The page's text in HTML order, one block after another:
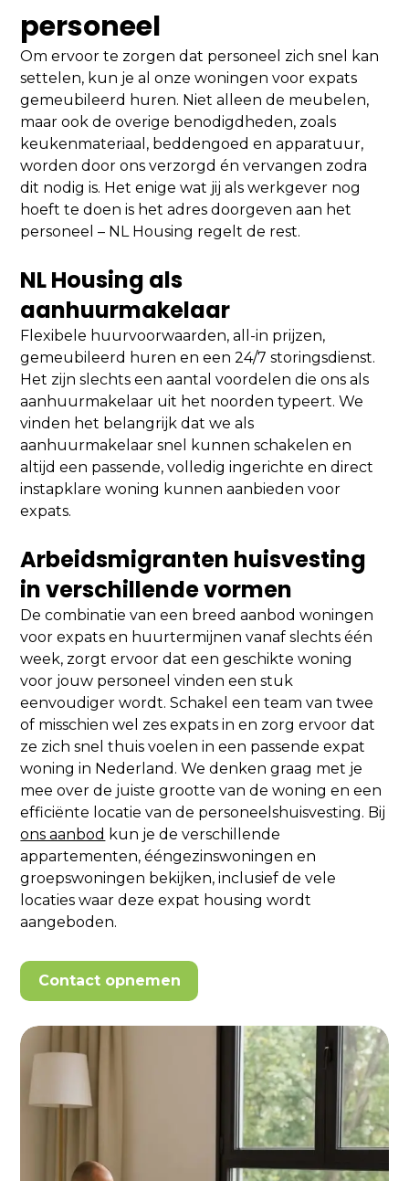
personeel
Om ervoor te zorgen dat personeel zich snel kan
settelen, kun je al onze woningen voor expats
gemeubileerd huren. Niet alleen de meubelen,
maar ook de overige benodigdheden, zoals
keukenmateriaal, beddengoed en apparatuur,
worden door ons verzorgd én vervangen zodra
dit nodig is. Het enige wat jij als werkgever nog
hoeft te doen is het adres doorgeven aan het
personeel – NL Housing regelt de rest.
NL Housing als
aanhuurmakelaar
Flexibele huurvoorwaarden, all-in prijzen,
gemeubileerd huren en een 24/7 storingsdienst.
Het zijn slechts een aantal voordelen die ons als
aanhuurmakelaar uit het noorden typeert. We
vinden het belangrijk dat we als
aanhuurmakelaar snel kunnen schakelen en
altijd een passende, volledig ingerichte en direct
instapklare woning kunnen aanbieden voor
expats.
Arbeidsmigranten huisvesting
in verschillende vormen
De combinatie van een breed aanbod woningen
voor expats en huurtermijnen vanaf slechts één
week, zorgt ervoor dat een geschikte woning
voor jouw personeel vinden een stuk
eenvoudiger wordt. Schakel een team van twee
of misschien wel zes expats in en zorg ervoor dat
ze zich snel thuis voelen in een passende expat
woning in Nederland. We denken graag met je
mee over de juiste grootte van de woning en een
efficiënte locatie van de personeelshuisvesting. Bij
ons aanbod kun je de verschillende
appartementen, ééngezinswoningen en
groepswoningen bekijken, inclusief de vele
locaties waar deze expat housing wordt
aangeboden.
Contact opnemen